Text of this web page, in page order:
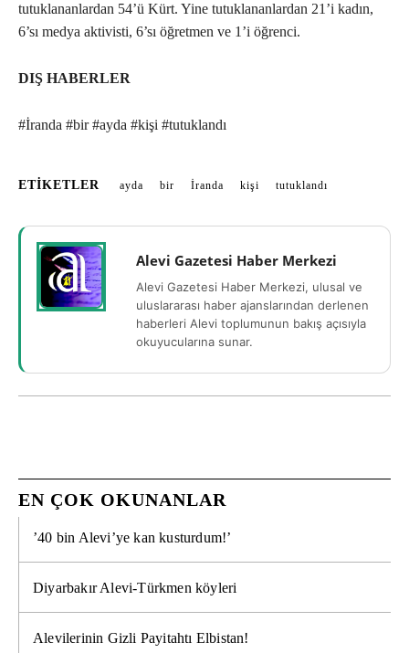
tutuklananlardan 54’ü Kürt. Yine tutuklananlardan 21’i kadın,
6’sı medya aktivisti, 6’sı öğretmen ve 1’i öğrenci.
DIŞ HABERLER
#İranda #bir #ayda #kişi #tutuklandı
ETIKETLER ayda bir İranda kişi tutuklandı
Alevi Gazetesi Haber Merkezi
Alevi Gazetesi Haber Merkezi, ulusal ve
uluslararası haber ajanslarından derlenen
haberleri Alevi toplumunun bakış açısıyla
okuyucularına sunar.
EN ÇOK OKUNANLAR
’40 bin Alevi’ye kan kusturdum!’
Diyarbakır Alevi-Türkmen köyleri
Alevilerinin Gizli Payitahtı Elbistan!